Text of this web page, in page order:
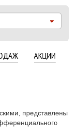
АКЦИИ
представлены